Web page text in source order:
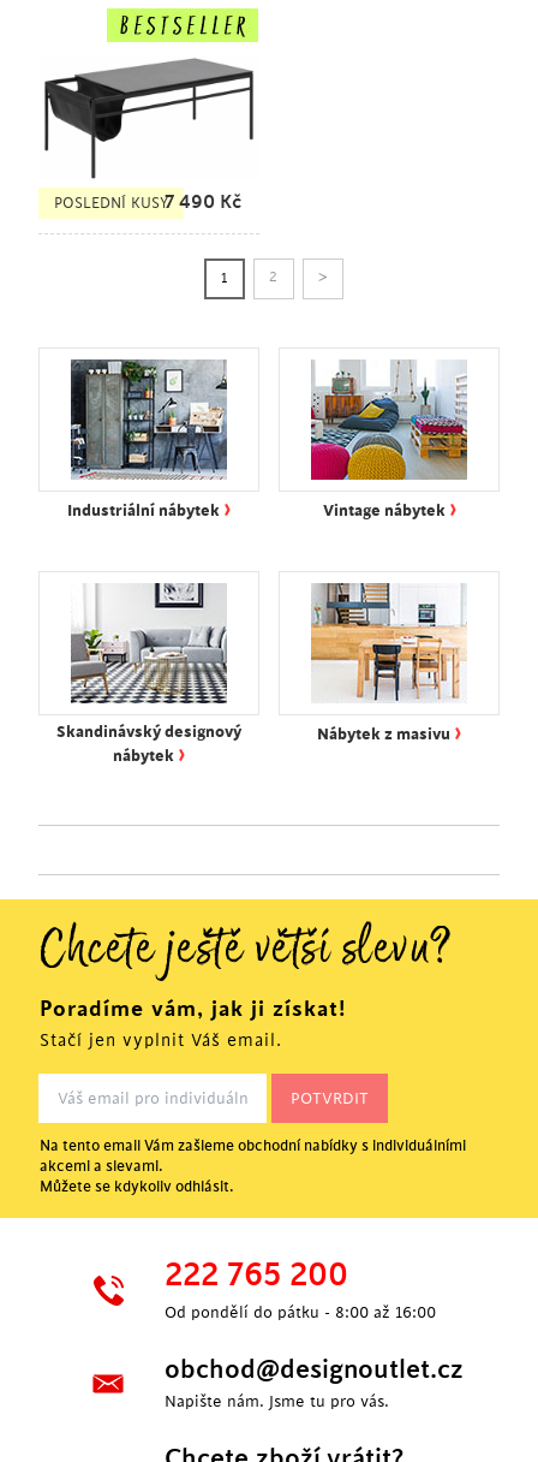
POSLEDNÍ KUSY7 490 Kč
1 2 >
Industriální nábytek › Vintage nábytek ›
Skandinávský designový
nábytek ›
Nábytek z masivu ›
Chcete ještě větší slevu?
Poradíme vám, jak ji získat!
Stačí jen vyplnit Váš email.
Na tento email Vám zašleme obchodní nabídky s individuálními
akcemi a slevami.
Můžete se kdykoliv odhlásit.
222 765 200
Od pondělí do pátku - 8:00 až 16:00
obchod@designoutlet.cz
Napište nám. Jsme tu pro vás.